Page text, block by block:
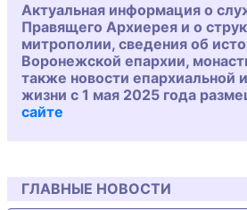
Актуальная информация о
Правящего Архиерея и о
митрополии, сведения об
Воронежской епархии,
также новости епархиальной
жизни с 1 мая 2025 года
сайте
ГЛАВНЫЕ НОВОСТИ